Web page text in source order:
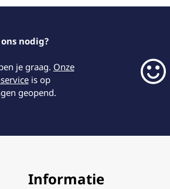
nodig?
je graag. Onze
is op
geopend.
Informatie